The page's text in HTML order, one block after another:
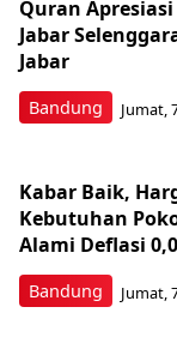
Bandung
Quran
Jabar
Jabar
Jumat,
Bandung
Kabar Baik,
Kebutuhan
Alami Deflasi
Jumat,